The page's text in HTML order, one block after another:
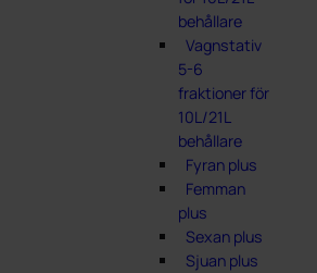
behållare
Vagnstativ
5-6
fraktioner för
10L/21L
behållare
Fyran plus
Femman
plus
Sexan plus
Sjuan plus